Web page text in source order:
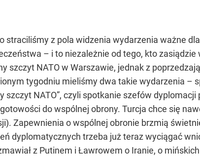
straciliśmy z pola widzenia wydarzenia ważne
– i to niezależnie od tego, kto zasiądzie
szczyt NATO w Warszawie, jednak z
tygodniu mieliśmy dwa takie wydarzenia –
szczyt NATO”, czyli spotkanie szefów
do wspólnej obrony. Turcja chce się
Zapewnienia o wspólnej obronie brzmią
dyplomatycznych trzeba już teraz wyciągać
z Putinem i Ławrowem o Iranie, o